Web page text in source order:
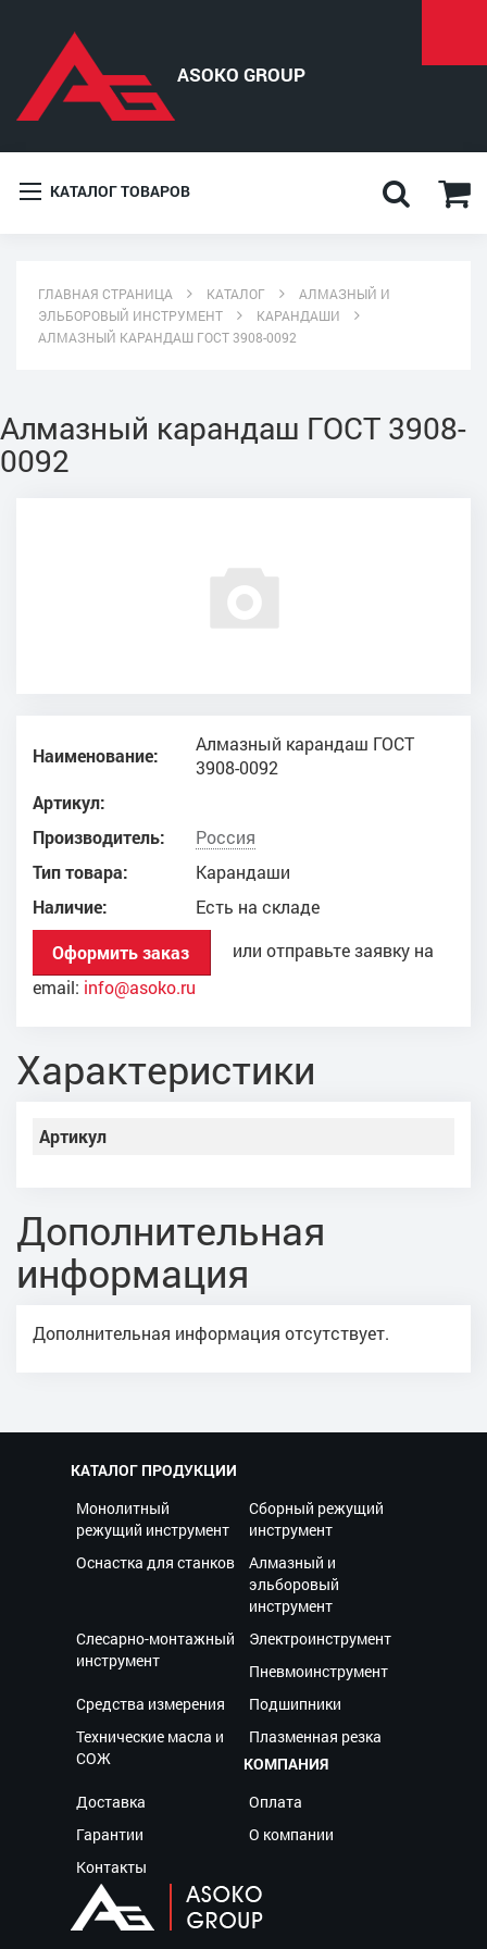
КАТАЛОГ ТОВАРОВ
ГЛАВНАЯ СТРАНИЦА КАТАЛОГ
АЛМАЗНЫЙ И
ЭЛЬБОРОВЫЙ ИНСТРУМЕНТ
КАРАНДАШИ
АЛМАЗНЫЙ КАРАНДАШ ГОСТ 3908-0092
Алмазный карандаш ГОСТ 3908-
0092
Наименование:
Алмазный карандаш ГОСТ
3908-0092
Артикул:
Производитель:
Россия
Тип товара:
Карандаши
Наличие:
Есть на складе
Оформить заказ
или отправьте заявку на
email: info@asoko.ru
Характеристики
Артикул
Дополнительная
информация
Дополнительная информация отсутствует.
КАТАЛОГ ПРОДУКЦИИ
Монолитный
режущий инструмент
Сборный режущий
инструмент
Оснастка для станков
Алмазный и
эльборовый
инструмент
Слесарно-монтажный
инструмент
Электроинструмент
Пневмоинструмент
Средства измерения
Подшипники
Технические масла и
СОЖ
Плазменная резка
КОМПАНИЯ
Доставка
Оплата
Гарантии
О компании
Контакты